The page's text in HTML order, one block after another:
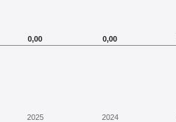
0,00 0,00
2025 2024